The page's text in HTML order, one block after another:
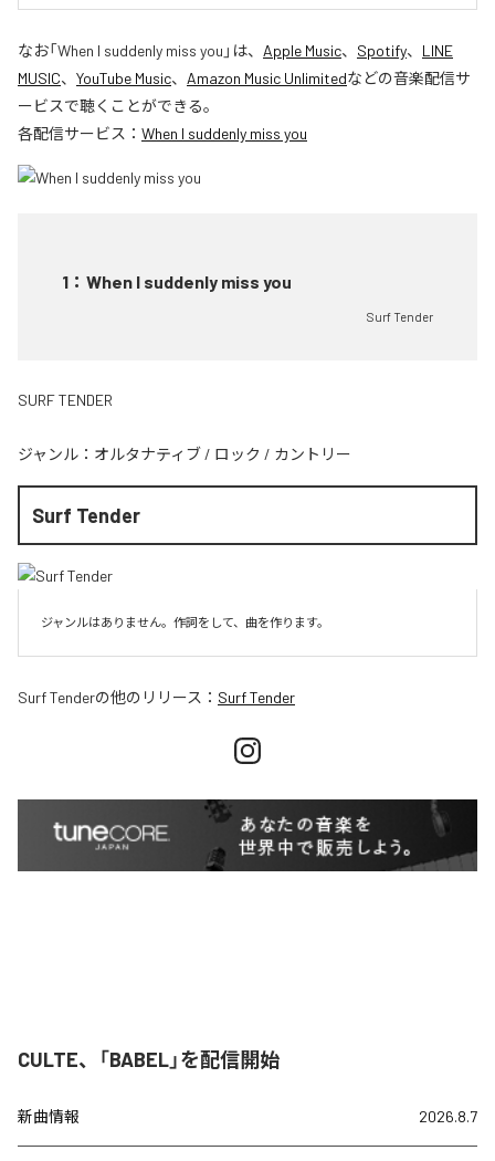
なお「When I suddenly miss you 」は、 Apple Music、 Spotify、 LINE
MUSIC、 YouTube Music、 Amazon Music Unlimitedなどの音楽配信サ
ービスで聴くことができる。
各配信サービス： When I suddenly miss you
1 ： When I suddenly miss you
Surf Tender
SURF TENDER
ジャンル： オルタナティブ / ロック / カントリー
Surf Tender
ジャンルはありません。作詞をして、曲を作ります。
Surf Tenderの他のリリース： Surf Tender
CULTE、「BABEL」を配信開始
新曲情報 2026.8.7